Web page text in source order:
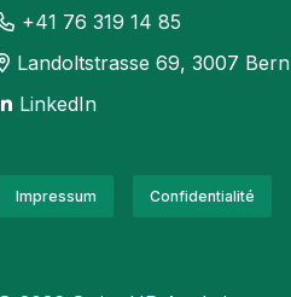
+41 76 319 14 85
Landoltstrasse 69, 3007 Bern
LinkedIn
Impressum Confidentialité